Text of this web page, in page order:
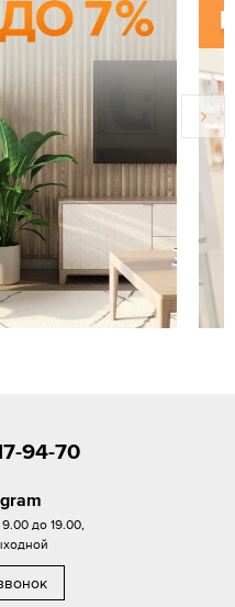
94-70
до 19.00,